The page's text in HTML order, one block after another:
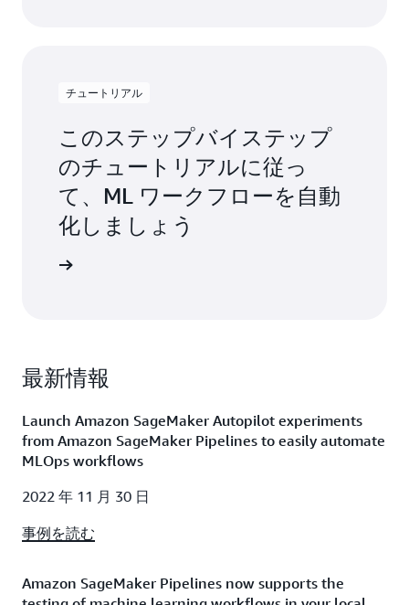
チュートリアル
このステップバイステップ
のチュートリアルに従っ
て、ML ワークフローを自動
化しましょう
最新情報
Launch Amazon SageMaker Autopilot experiments
from Amazon SageMaker Pipelines to easily automate
MLOps workflows
2022 年 11 月 30 日
事例を読む
Amazon SageMaker Pipelines now supports the